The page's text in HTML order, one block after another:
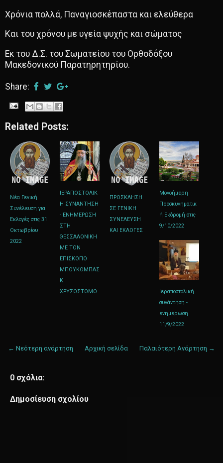
Χρόνια πολλά, Παναγιοσκέπαστα και ελεύθερα
Και του χρόνου με υγεία ψυχής και σώματος
Εκ του Δ.Σ. του Σωματείου του Ορθοδόξου
Μακεδονικού Παρατηρητηρίου.
Share:
Related Posts:
Νέα Γενική
Συνέλευση για
Εκλογές στις 31
Οκτωβρίου
2022
ΙΕΡΑΠΟΣΤΟΛΙΚ
Η ΣΥΝΑΝΤΗΣΗ
- ΕΝΗΜΕΡΩΣΗ
ΣΤΗ
ΘΕΣΣΑΛΟΝΙΚΗ
ΜΕ ΤΟΝ
ΕΠΙΣΚΟΠΟ
ΜΠΟΥΚΟΜΠΑΣ
Κ.
ΧΡΥΣΟΣΤΟΜΟ
ΠΡΟΣΚΛΗΣΗ
ΣΕ ΓΕΝΙΚΗ
ΣΥΝΕΛΕΥΣΗ
ΚΑΙ ΕΚΛΟΓΕΣ
Μονοήμερη
Προσκυνηματικ
ή Εκδρομή στις
9/10/2022
Ιεραποστολική
συνάντηση -
ενημέρωση
11/9/2022
← Νεότερη ανάρτηση Παλαιότερη Ανάρτηση →
Αρχική σελίδα
0 σχόλια:
Δημοσίευση σχολίου